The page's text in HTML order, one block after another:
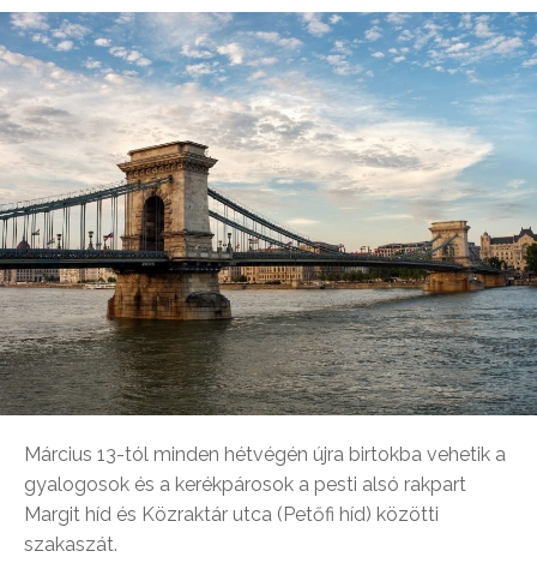
Március 13-tól minden hétvégén újra birtokba vehetik a
gyalogosok és a kerékpárosok a pesti alsó rakpart
Margit híd és Közraktár utca (Petőfi híd) közötti
szakaszát.